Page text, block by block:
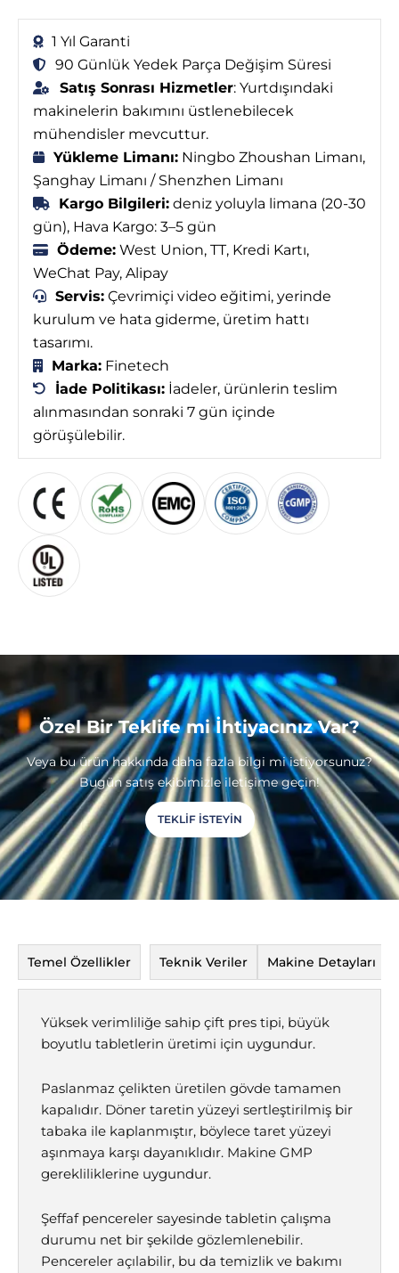
1 Yıl Garanti
90 Günlük Yedek Parça Değişim Süresi
Satış Sonrası Hizmetler: Yurtdışındaki
makinelerin bakımını üstlenebilecek
mühendisler mevcuttur.
Yükleme Limanı: Ningbo Zhoushan Limanı,
Şanghay Limanı / Shenzhen Limanı
Kargo Bilgileri: deniz yoluyla limana (20-30
gün), Hava Kargo: 3–5 gün
Ödeme: West Union, TT, Kredi Kartı,
WeChat Pay, Alipay
Servis: Çevrimiçi video eğitimi, yerinde
kurulum ve hata giderme, üretim hattı
tasarımı.
Marka: Finetech
İade Politikası: İadeler, ürünlerin teslim
alınmasından sonraki 7 gün içinde
görüşülebilir.
Özel Bir Teklife mi İhtiyacınız Var?
Veya bu ürün hakkında daha fazla bilgi mi istiyorsunuz?
Bugün satış ekibimizle iletişime geçin!
TEKLIF ISTEYIN
Temel Özellikler Teknik Veriler Makine Detayları
Yüksek verimliliğe sahip çift pres tipi, büyük
boyutlu tabletlerin üretimi için uygundur.
Paslanmaz çelikten üretilen gövde tamamen
kapalıdır. Döner taretin yüzeyi sertleştirilmiş bir
tabaka ile kaplanmıştır, böylece taret yüzeyi
aşınmaya karşı dayanıklıdır. Makine GMP
gerekliliklerine uygundur.
Şeffaf pencereler sayesinde tabletin çalışma
durumu net bir şekilde gözlemlenebilir.
Pencereler açılabilir, bu da temizlik ve bakımı